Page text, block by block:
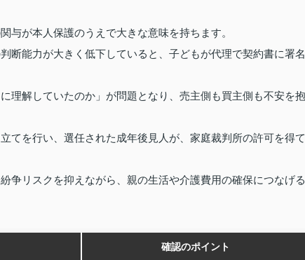
与が本人保護のうえで大きな意味を持ちます。
断能力が大きく低下していると、子どもが代理で契約書に署名
理解していたのか」が問題となり、売主側も買主側も不安を抱
てを行い、選任された成年後見人が、家庭裁判所の許可を得て
争リスクを抑えながら、親の生活や介護費用の確保につなげる
確認のポイント